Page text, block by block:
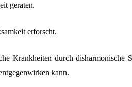
geraten.
erforscht.
Krankheiten durch disharmonische
kann.